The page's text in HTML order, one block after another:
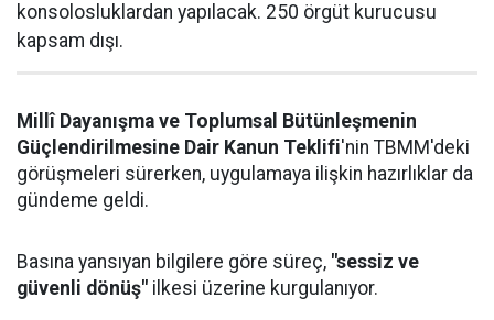
konsolosluklardan yapılacak. 250 örgüt kurucusu
kapsam dışı.
Millî Dayanışma ve Toplumsal Bütünleşmenin
Güçlendirilmesine Dair Kanun Teklifi'nin TBMM'deki
görüşmeleri sürerken, uygulamaya ilişkin hazırlıklar da
gündeme geldi.
Basına yansıyan bilgilere göre süreç, "sessiz ve
güvenli dönüş" ilkesi üzerine kurgulanıyor.